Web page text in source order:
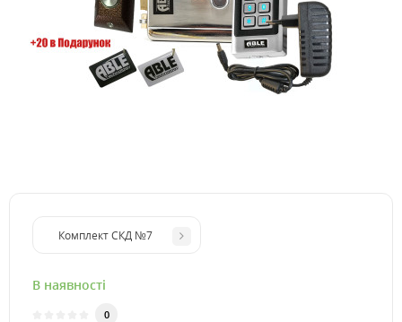
Комплект СКД №7
В наявності
0